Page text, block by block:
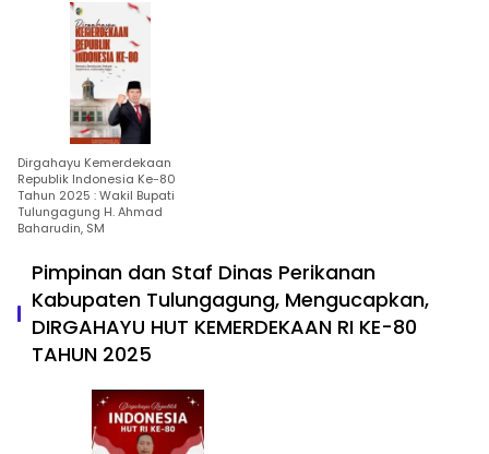
Dirgahayu Kemerdekaan
Republik Indonesia Ke-80
Tahun 2025 : Wakil Bupati
Tulungagung H. Ahmad
Baharudin, SM
Pimpinan dan Staf Dinas Perikanan
Kabupaten Tulungagung, Mengucapkan,
DIRGAHAYU HUT KEMERDEKAAN RI KE-80
TAHUN 2025